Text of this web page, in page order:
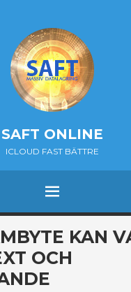
SAFT ONLINE
ICLOUD FAST BÄTTRE
MENU
KAN
OCH